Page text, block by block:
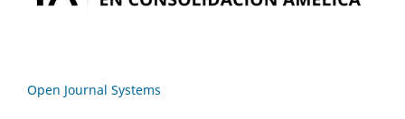
Open Journal Systems